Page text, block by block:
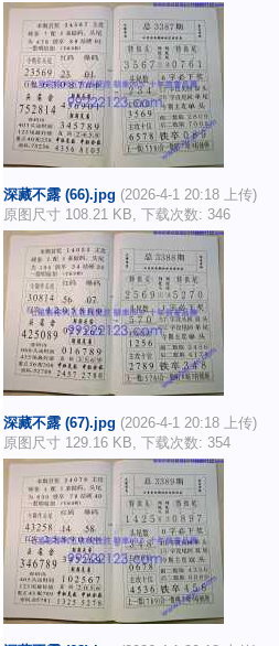
深藏不露 (66).jpg (2026-4-1 20:18 上传)
原图尺寸 108.21 KB, 下载次数: 346
深藏不露 (67).jpg (2026-4-1 20:18 上传)
原图尺寸 129.16 KB, 下载次数: 354